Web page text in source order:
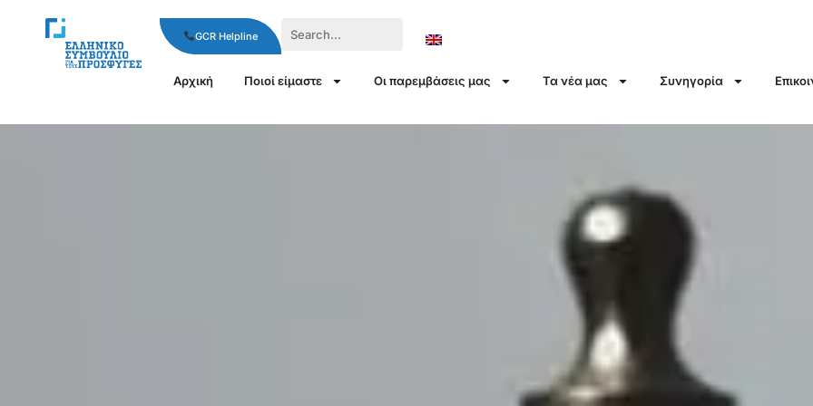
GCR Helpline
Αρχική Ποιοί είμαστε Οι παρεμβάσεις μας Τα νέα μας Συνηγορία